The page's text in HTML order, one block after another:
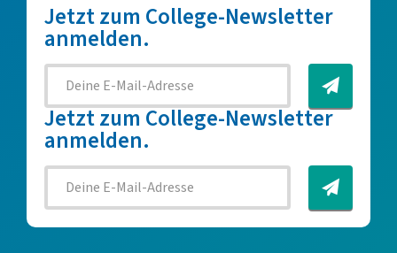
Jetzt zum College-Newsletter
anmelden.
Jetzt zum College-Newsletter
anmelden.